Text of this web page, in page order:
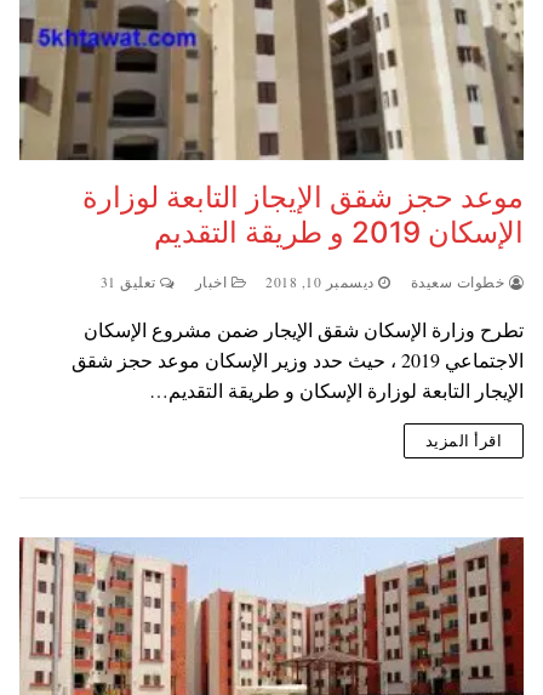
موعد حجز شقق الإيجاز التابعة لوزارة
الإسكان 2019 و طريقة التقديم
خطوات سعيدة ديسمبر 10, 2018 اخبار تعليق 31
تطرح وزارة الإسكان شقق الإيجار ضمن مشروع الإسكان
الاجتماعي 2019 ، حيث حدد وزير الإسكان موعد حجز شقق
الإيجار التابعة لوزارة الإسكان و طريقة التقديم…
اقرأ المزيد